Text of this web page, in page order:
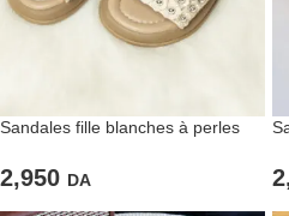
Sandales fille blanches à perles
2,950 DA